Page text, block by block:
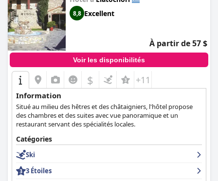
inoubliable et une expérience mémorable à tous les clients.
8,8 Excellent
À partir de 57 $
Voir les disponibilités
$ +11
Information
Situé au milieu des hêtres et des châtaigniers, l'hôtel propose
des chambres et des suites avec vue panoramique et un
restaurant servant des spécialités locales.
Catégories
Ski
3 Étoiles